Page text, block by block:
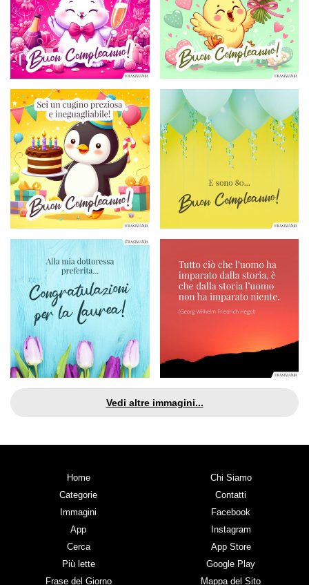
Vedi altre immagini...
Home
Categorie
Immagini
App
Cerca
Più lette
Frase del Giorno
Chi Siamo
Contatti
Facebook
Instagram
App Store
Google Play
Mappa del Sito